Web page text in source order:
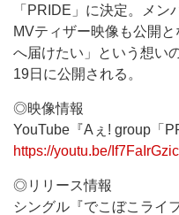
「PRIDE」に決定。メン
MVティザー映像も公開
へ届けたい」という想い
19日に公開される。
◎映像情報
YouTube『Aぇ! group「
https://youtu.be/If7FaIrGzic
◎リリース情報
シングル『でこぼこライフ